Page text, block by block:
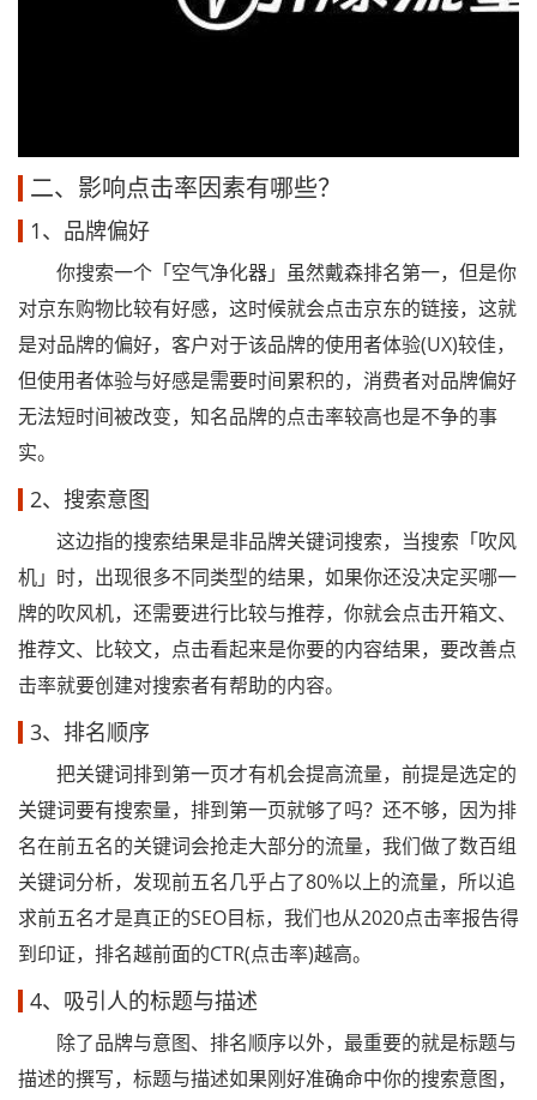
二、影响点击率因素有哪些？
1、品牌偏好
你搜索一个「空气净化器」虽然戴森排名第一，但是你
对京东购物比较有好感，这时候就会点击京东的链接，这就
是对品牌的偏好，客户对于该品牌的使用者体验(UX)较佳，
但使用者体验与好感是需要时间累积的，消费者对品牌偏好
无法短时间被改变，知名品牌的点击率较高也是不争的事
实。
2、搜索意图
这边指的搜索结果是非品牌关键词搜索，当搜索「吹风
机」时，出现很多不同类型的结果，如果你还没决定买哪一
牌的吹风机，还需要进行比较与推荐，你就会点击开箱文、
推荐文、比较文，点击看起来是你要的内容结果，要改善点
击率就要创建对搜索者有帮助的内容。
3、排名顺序
把关键词排到第一页才有机会提高流量，前提是选定的
关键词要有搜索量，排到第一页就够了吗？还不够，因为排
名在前五名的关键词会抢走大部分的流量，我们做了数百组
关键词分析，发现前五名几乎占了80%以上的流量，所以追
求前五名才是真正的SEO目标，我们也从2020点击率报告得
到印证，排名越前面的CTR(点击率)越高。
4、吸引人的标题与描述
除了品牌与意图、排名顺序以外，最重要的就是标题与
描述的撰写，标题与描述如果刚好准确命中你的搜索意图，